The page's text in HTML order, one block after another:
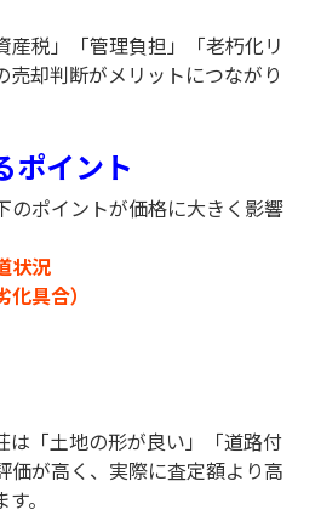
産税」「管理負担」「老朽化リ
売却判断がメリットにつながり
ポイント
のポイントが価格に大きく影響
状況
具合）
は「土地の形が良い」「道路付
価が高く、実際に査定額より高
。